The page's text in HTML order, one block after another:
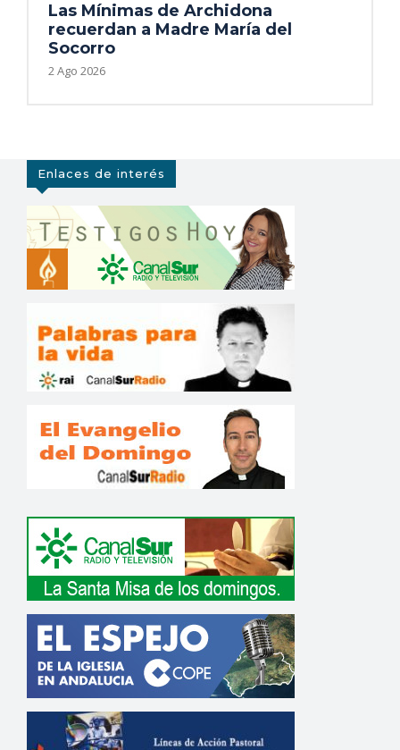
Las Mínimas de Archidona
recuerdan a Madre María del
Socorro
2 Ago 2026
Enlaces de interés